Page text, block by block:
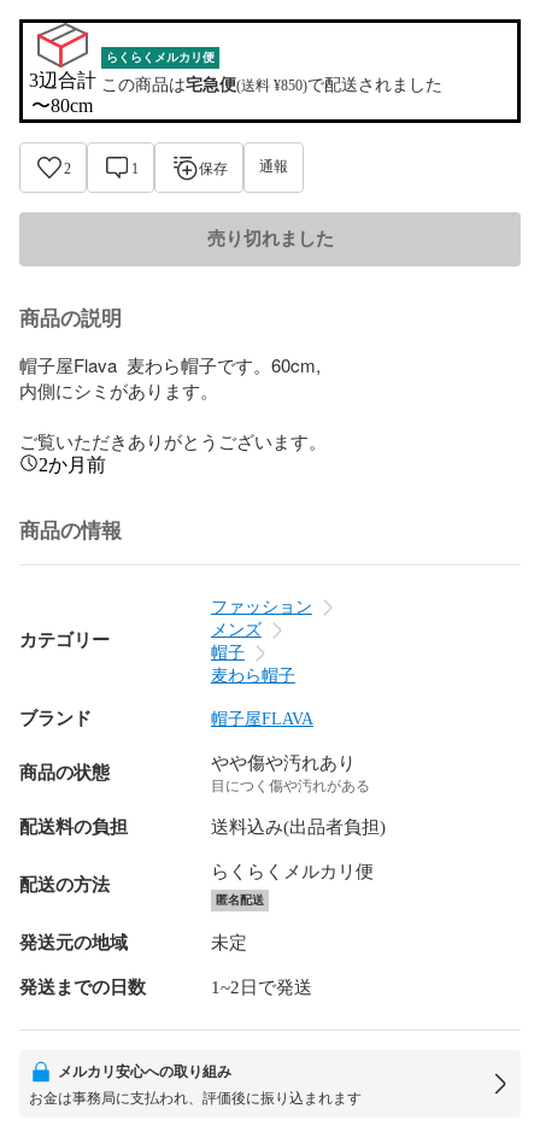
3辺合計
〜80cm
らくらくメルカリ便
この商品は宅急便(送料 ¥850)で配送されました
2 1 保存 通報
売り切れました
商品の説明
帽子屋Flava  麦わら帽子です。60cm,
内側にシミがあります。
ご覧いただきありがとうございます。
2か月前
商品の情報
カテゴリー
ファッション
メンズ
帽子
麦わら帽子
ブランド 帽子屋FLAVA
商品の状態 やや傷や汚れあり
目につく傷や汚れがある
配送料の負担 送料込み(出品者負担)
配送の方法
らくらくメルカリ便
匿名配送
発送元の地域 未定
発送までの日数 1~2日で発送
メルカリ安心への取り組み
お金は事務局に支払われ、評価後に振り込まれます